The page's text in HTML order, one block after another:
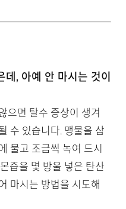
, 아예 안 마시는 것이
으면 탈수 증상이 생겨
수 있습니다. 맹물을 삼
물고 조금씩 녹여 드시
즙을 몇 방울 넣은 탄산
마시는 방법을 시도해